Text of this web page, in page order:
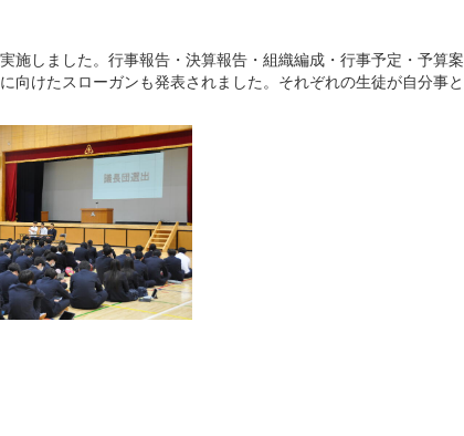
しました。行事報告・決算報告・組織編成・行事予定・予算
向けたスローガンも発表されました。それぞれの生徒が自分事